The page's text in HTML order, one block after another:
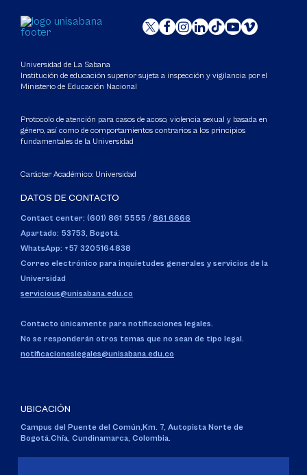
Universidad de La Sabana
Institución de educación superior sujeta a inspección y vigilancia por el
Ministerio de Educación Nacional
Protocolo de atención para casos de acoso, violencia sexual y basada en
género, así como de comportamientos contrarios a los principios
fundamentales de la Universidad
Carácter Académico: Universidad
DATOS DE CONTACTO
Contact center: (601) 861 5555 / 861 6666
Apartado: 53753, Bogotá.
WhatsApp: +57 3205164838
Correo electrónico para inquietudes generales y servicios de la
Universidad
servicious@unisabana.edu.co
Contacto únicamente para notificaciones legales.
No se responderán otros temas que no sean de tipo legal.
notificacioneslegales@unisabana.edu.co
UBICACIÓN
Campus del Puente del Común,Km. 7, Autopista Norte de
Bogotá.Chía, Cundinamarca, Colombia.